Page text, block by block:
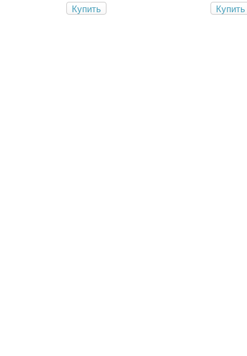
Купить Купить